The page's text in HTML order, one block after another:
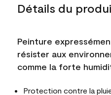
Détails du
Peinture
résister aux
comme la forte
Protection contre la